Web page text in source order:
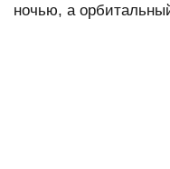
ночью, а